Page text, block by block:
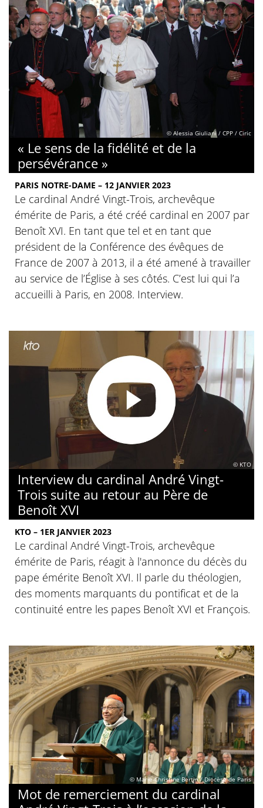
© Alessia Giuliani / CPP / Ciric
« Le sens de la fidélité et de la
persévérance »
PARIS NOTRE-DAME – 12 JANVIER 2023
Le cardinal André Vingt-Trois, archevêque
émérite de Paris, a été créé cardinal en 2007 par
Benoît XVI. En tant que tel et en tant que
président de la Conférence des évêques de
France de 2007 à 2013, il a été amené à travailler
au service de l’Église à ses côtés. C’est lui qui l’a
accueilli à Paris, en 2008. Interview.
© KTO
Interview du cardinal André Vingt-
Trois suite au retour au Père de
Benoît XVI
KTO – 1ER JANVIER 2023
Le cardinal André Vingt-Trois, archevêque
émérite de Paris, réagit à l'annonce du décès du
pape émérite Benoît XVI. Il parle du théologien,
des moments marquants du pontificat et de la
continuité entre les papes Benoît XVI et François.
© Marie-Christine Bertin / Diocèse de Paris
Mot de remerciement du cardinal